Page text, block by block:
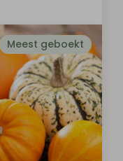
Meest geboekt